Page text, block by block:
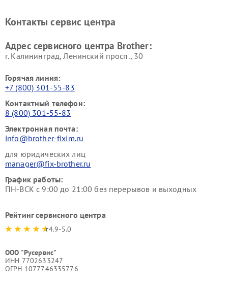
Контакты сервис центра
Адрес сервисного центра Brother:
г. Калининград, Ленинский просп., 30
Горячая линия:
+7 (800) 301-55-83
Контактный телефон:
8 (800) 301-55-83
Электронная почта:
info@brother-fixim.ru
для юридических лиц
manager@fix-brother.ru
График работы:
ПН-ВСК с 9:00 до 21:00 без перерывов и выходных
Рейтинг сервисного центра
4.9-5.0
ООО "Русервис"
ИНН 7702633247
ОГРН 1077746335776